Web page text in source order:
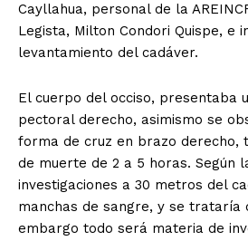
Cayllahua, personal de la
Legista, Milton Condori Quispe, e
levantamiento del cadáver.
El cuerpo del occiso, presentaba
pectoral derecho, asimismo se
forma de cruz en brazo derecho,
de muerte de 2 a 5 horas. Según
investigaciones a 30 metros del
manchas de sangre, y se trataría
embargo todo será materia de